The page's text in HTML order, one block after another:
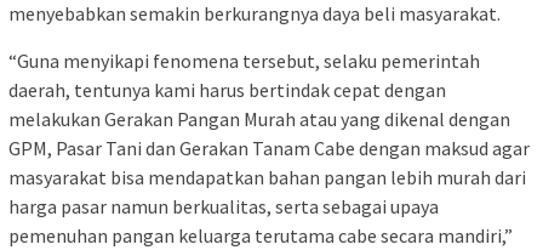
menyebabkan semakin berkurangnya daya beli masyarakat.
“Guna menyikapi fenomena tersebut, selaku pemerintah
daerah, tentunya kami harus bertindak cepat dengan
melakukan Gerakan Pangan Murah atau yang dikenal dengan
GPM, Pasar Tani dan Gerakan Tanam Cabe dengan maksud agar
masyarakat bisa mendapatkan bahan pangan lebih murah dari
harga pasar namun berkualitas, serta sebagai upaya
pemenuhan pangan keluarga terutama cabe secara mandiri,”